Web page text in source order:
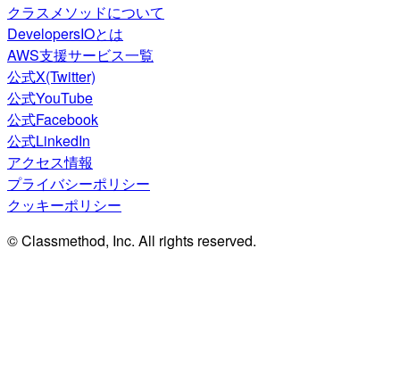
クラスメソッドについて
DevelopersIOとは
AWS支援サービス一覧
公式X(Twitter)
公式YouTube
公式Facebook
公式LinkedIn
アクセス情報
プライバシーポリシー
クッキーポリシー
© Classmethod, Inc. All rights reserved.